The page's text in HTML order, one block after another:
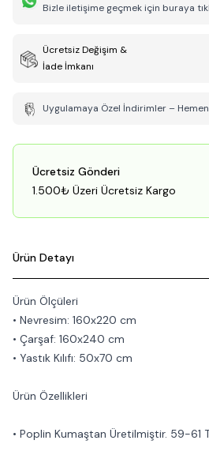
Bizle iletişime geçmek için buraya
Ücretsiz Değişim &
İade İmkanı
Uygulamaya Özel İndirimler –
Ücretsiz Gönderi
1.500₺ Üzeri Ücretsiz Kargo
Ürün Detayı
Ürün Ölçüleri
• Nevresim: 160x220 cm
• Çarşaf: 160x240 cm
• Yastık Kılıfı: 50x70 cm
Ürün Özellikleri
• Poplin Kumaştan Üretilmiştir. 59-61